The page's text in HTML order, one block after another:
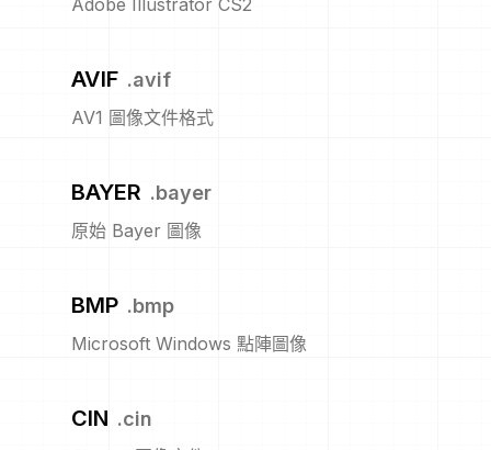
Adobe Illustrator CS2
AVIF .avif
AV1 圖像文件格式
BAYER .bayer
原始 Bayer 圖像
BMP .bmp
Microsoft Windows 點陣圖像
CIN .cin